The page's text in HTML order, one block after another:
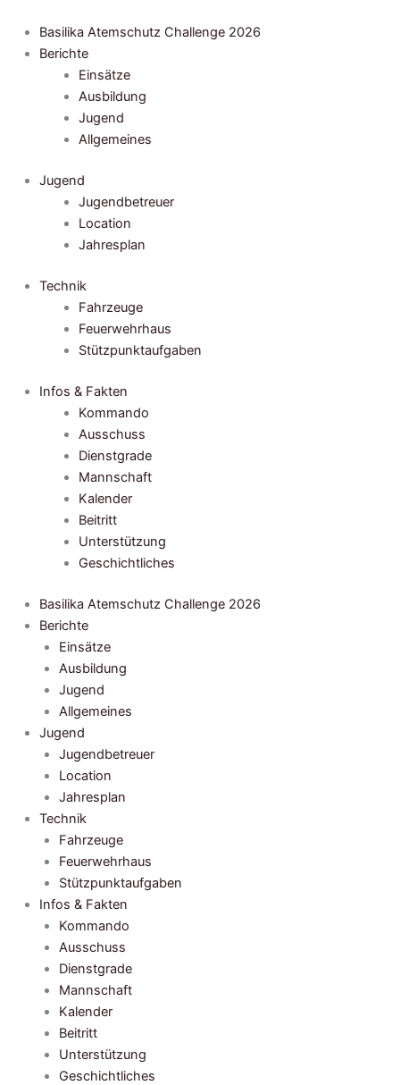
Inhalt
springen
Basilika Atemschutz Challenge 2026
Berichte
Einsätze
Ausbildung
Jugend
Allgemeines
Jugend
Jugendbetreuer
Location
Jahresplan
Technik
Fahrzeuge
Feuerwehrhaus
Stützpunktaufgaben
Infos & Fakten
Kommando
Ausschuss
Dienstgrade
Mannschaft
Kalender
Beitritt
Unterstützung
Geschichtliches
Basilika Atemschutz Challenge 2026
Berichte
Einsätze
Ausbildung
Jugend
Allgemeines
Jugend
Jugendbetreuer
Location
Jahresplan
Technik
Fahrzeuge
Feuerwehrhaus
Stützpunktaufgaben
Infos & Fakten
Kommando
Ausschuss
Dienstgrade
Mannschaft
Kalender
Beitritt
Unterstützung
Geschichtliches